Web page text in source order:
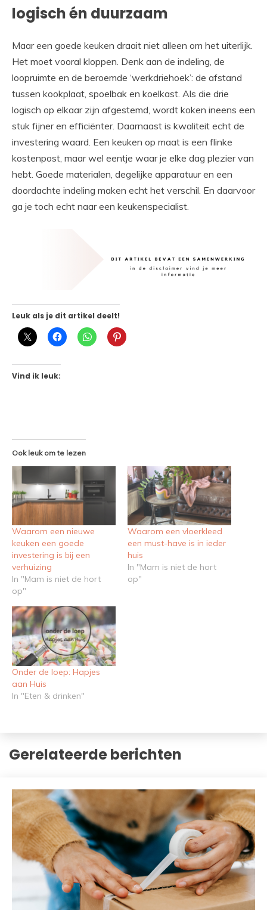
logisch én duurzaam
Maar een goede keuken draait niet alleen om het uiterlijk.
Het moet vooral kloppen. Denk aan de indeling, de
loopruimte en de beroemde ‘werkdriehoek’: de afstand
tussen kookplaat, spoelbak en koelkast. Als die drie
logisch op elkaar zijn afgestemd, wordt koken ineens een
stuk fijner en efficiënter. Daarnaast is kwaliteit echt de
investering waard. Een keuken op maat is een flinke
kostenpost, maar wel eentje waar je elke dag plezier van
hebt. Goede materialen, degelijke apparatuur en een
doordachte indeling maken echt het verschil. En daarvoor
ga je toch echt naar een keukenspecialist.
Leuk als je dit artikel deelt!
Vind ik leuk:
Ook leuk om te lezen
Waarom een nieuwe
keuken een goede
investering is bij een
verhuizing
In "Mam is niet de hort
op"
Waarom een vloerkleed
een must-have is in ieder
huis
In "Mam is niet de hort
op"
Onder de loep: Hapjes
aan Huis
In "Eten & drinken"
Gerelateerde berichten